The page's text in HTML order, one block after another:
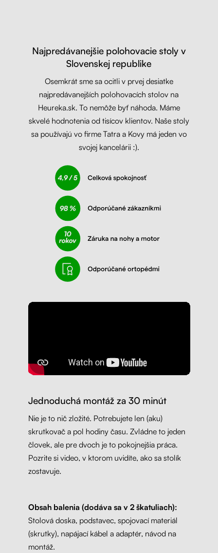
Najpredávanejšie polohovacie stoly v
Slovenskej republike
Osemkrát sme sa ocitli v prvej desiatke
najpredávanejších polohovacích stolov na
Heureka.sk. To nemôže byť náhoda. Máme
skvelé hodnotenia od tisícov klientov. Naše stoly
sa používajú vo firme Tatra a Kovy má jeden vo
svojej kancelárii :).
Jednoduchá montáž za 30 minút
Nie je to nič zložité. Potrebujete len (aku)
skrutkovač a pol hodiny času. Zvládne to jeden
človek, ale pre dvoch je to pokojnejšia práca.
Pozrite si video, v ktorom uvidíte, ako sa stolík
zostavuje.
Obsah balenia (dodáva sa v 2 škatuliach):
Stolová doska, podstavec, spojovací materiál
(skrutky), napájací kábel a adaptér, návod na
montáž.